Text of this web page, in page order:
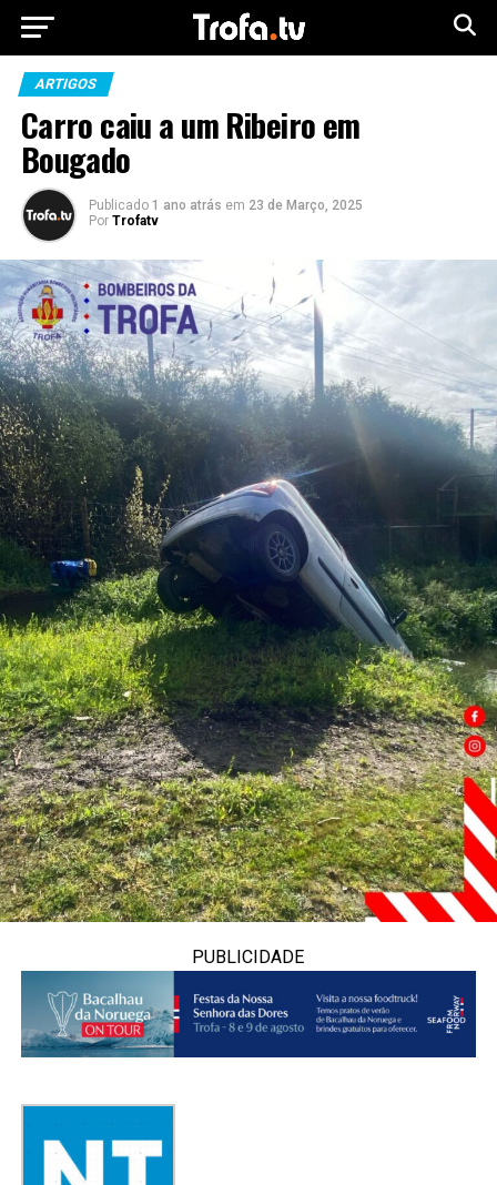
ARTIGOS
Carro caiu a um Ribeiro em
Bougado
Publicado 1 ano atrás em 23 de Março, 2025
Por Trofatv
PUBLICIDADE